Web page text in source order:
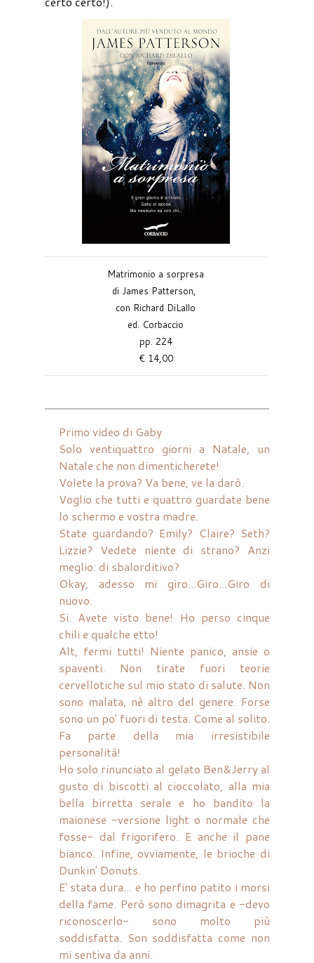
Matrimonio a sorpresa
di James Patterson,
con Richard DiLallo
ed. Corbaccio
pp. 224
€ 14,00
Primo video di Gaby
Solo ventiquattro giorni a Natale, un
Natale che non dimenticherete!
Volete la prova? Va bene, ve la darò.
Voglio che tutti e quattro guardate bene
lo schermo e vostra madre.
State guardando? Emily? Claire? Seth?
Lizzie? Vedete niente di strano? Anzi
meglio: di sbalorditivo?
Okay, adesso mi giro...Giro...Giro di
nuovo.
Si. Avete visto bene! Ho perso cinque
chili e qualche etto!
Alt, fermi tutti! Niente panico, ansie o
spaventi. Non tirate fuori teorie
cervellotiche sul mio stato di salute. Non
sono malata, nè altro del genere. Forse
sono un po' fuori di testa. Come al solito.
Fa parte della mia irresistibile
personalità!
Ho solo rinunciato al gelato Ben&Jerry al
gusto di biscotti al cioccolato, alla mia
bella birretta serale e ho bandito la
maionese -versione light o normale che
fosse- dal frigorifero. E anche il pane
bianco. Infine, ovviamente, le brioche di
Dunkin' Donuts.
E' stata dura... e ho perfino patito i morsi
della fame. Però sono dimagrita e -devo
riconoscerlo- sono molto più
soddisfatta. Son soddisfatta come non
mi sentiva da anni.